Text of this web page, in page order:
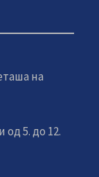
на
5. до 12.